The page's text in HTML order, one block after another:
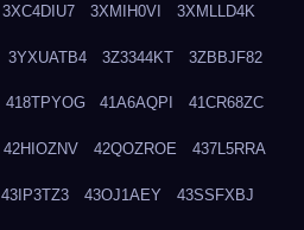
3XC4DIU7 3XMIH0VI 3XMLLD4K
3YXUATB4 3Z3344KT 3ZBBJF82
418TPYOG 41A6AQPI 41CR68ZC
42HIOZNV 42QOZROE 437L5RRA
43IP3TZ3 43OJ1AEY 43SSFXBJ